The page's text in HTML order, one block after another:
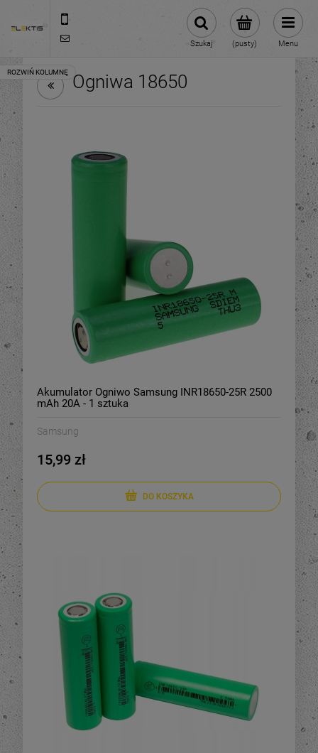
(pusty)
Szukaj Menu
Ogniwa 18650
Akumulator Ogniwo Samsung INR18650-25R 2500
mAh 20A - 1 sztuka
Samsung
15,99 zł
DO KOSZYKA